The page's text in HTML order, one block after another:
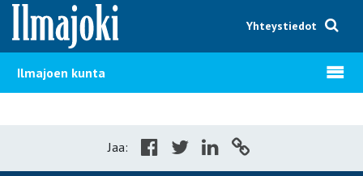
Hyppää sisältöön
Yhteystiedot
Ilmajoen kunta Avaa
Jaa: